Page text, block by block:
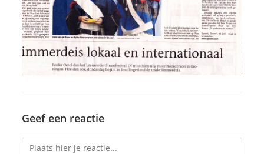
Geef een reactie